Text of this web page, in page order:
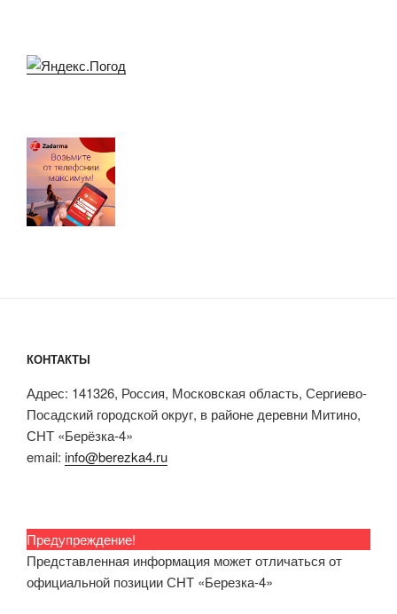
КОНТАКТЫ
Адрес: 141326, Россия, Московская область, Сергиево-
Посадский городской округ, в районе деревни Митино,
СНТ «Берёзка-4»
email: info@berezka4.ru
Предупреждение!
Представленная информация может отличаться от
официальной позиции СНТ «Березка-4»